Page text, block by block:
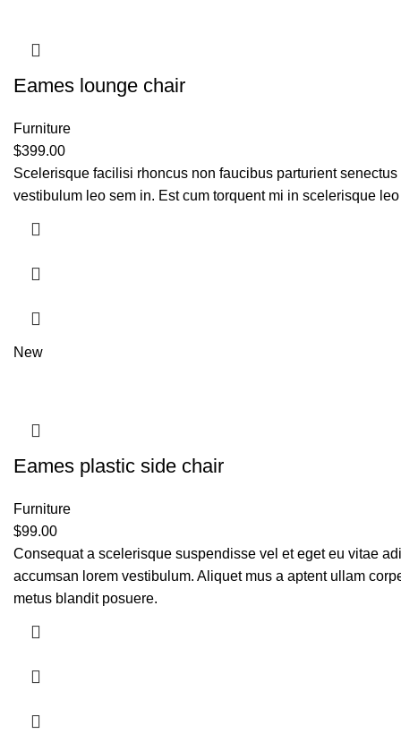
Eames lounge chair
Furniture
$399.00
Scelerisque facilisi rhoncus non faucibus parturient
vestibulum leo sem in. Est cum torquent mi in scelerisque
New
Eames plastic side chair
Furniture
$99.00
Consequat a scelerisque suspendisse vel et eget eu vitae
accumsan lorem vestibulum. Aliquet mus a aptent ullam
metus blandit posuere.